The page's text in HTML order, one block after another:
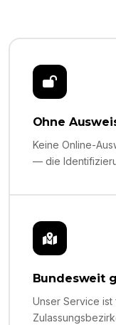
Ohne
Keine Online-
— die
Bundesweit
Unser Service